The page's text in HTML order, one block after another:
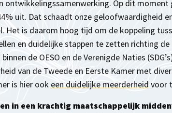
ontwikkelingssamenwerking. Op dit moment
uit. Dat schaadt onze geloofwaardigheid
Het is daarom hoog tijd om de koppeling
en duidelijke stappen te zetten richting
de OESO en de Verenigde Naties
van de Tweede en Eerste Kamer met
is hier ook een duidelijke meerderheid voor
in een krachtig maatschappelijk